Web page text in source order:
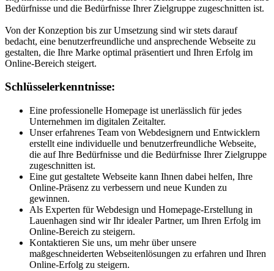
Bedürfnisse und die Bedürfnisse Ihrer Zielgruppe zugeschnitten ist.
Von der Konzeption bis zur Umsetzung sind wir stets darauf
bedacht, eine benutzerfreundliche und ansprechende Webseite zu
gestalten, die Ihre Marke optimal präsentiert und Ihren Erfolg im
Online-Bereich steigert.
Schlüsselerkenntnisse:
Eine professionelle Homepage ist unerlässlich für jedes
Unternehmen im digitalen Zeitalter.
Unser erfahrenes Team von Webdesignern und Entwicklern
erstellt eine individuelle und benutzerfreundliche Webseite,
die auf Ihre Bedürfnisse und die Bedürfnisse Ihrer Zielgruppe
zugeschnitten ist.
Eine gut gestaltete Webseite kann Ihnen dabei helfen, Ihre
Online-Präsenz zu verbessern und neue Kunden zu
gewinnen.
Als Experten für Webdesign und Homepage-Erstellung in
Lauenhagen sind wir Ihr idealer Partner, um Ihren Erfolg im
Online-Bereich zu steigern.
Kontaktieren Sie uns, um mehr über unsere
maßgeschneiderten Webseitenlösungen zu erfahren und Ihren
Online-Erfolg zu steigern.